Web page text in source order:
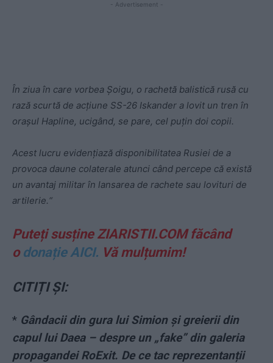
- Advertisement -
În ziua în care vorbea Șoigu, o rachetă balistică rusă cu
rază scurtă de acțiune SS-26 Iskander a lovit un tren în
orașul Hapline, ucigând, se pare, cel puțin doi copii.
Acest lucru evidențiază disponibilitatea Rusiei de a
provoca daune colaterale atunci când percepe că există
un avantaj militar în lansarea de rachete sau lovituri de
artilerie.“
Puteți susține ZIARISTII.COM făcând
o donație AICI. Vă mulțumim!
CITIȚI ȘI:
* Gândacii din gura lui Simion și greierii din
capul lui Daea – despre un „fake” din galeria
propagandei RoExit. De ce tac reprezentanții